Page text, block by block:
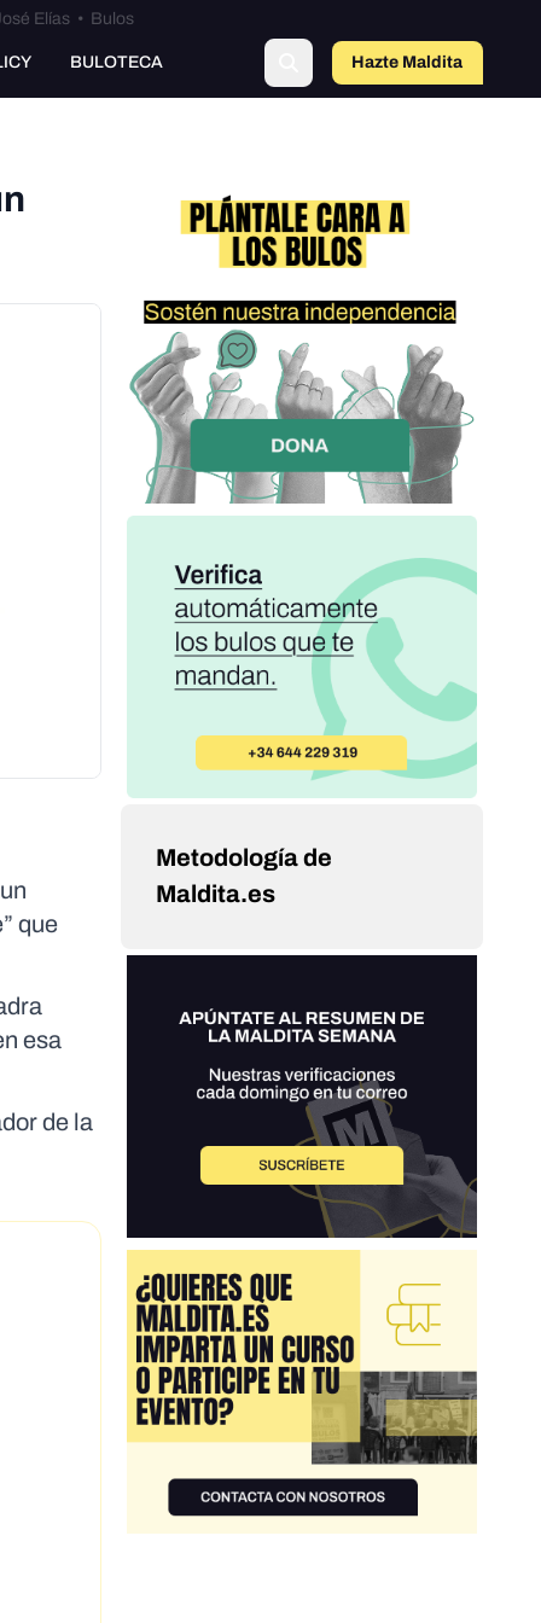
Elías• Bulos
BULOTECA Hazte Maldito
que
esa
de la
Metodología de
Maldita.es